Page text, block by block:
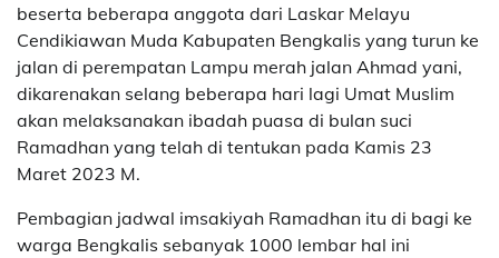
beserta beberapa anggota dari Laskar Melayu
Cendikiawan Muda Kabupaten Bengkalis yang turun ke
jalan di perempatan Lampu merah jalan Ahmad yani,
dikarenakan selang beberapa hari lagi Umat Muslim
akan melaksanakan ibadah puasa di bulan suci
Ramadhan yang telah di tentukan pada Kamis 23
Maret 2023 M.
Pembagian jadwal imsakiyah Ramadhan itu di bagi ke
warga Bengkalis sebanyak 1000 lembar hal ini